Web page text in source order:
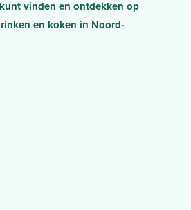
vinden en ontdekken op
en koken in Noord-